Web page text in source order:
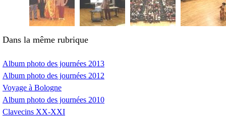
Dans la même rubrique
Album photo des journées 2013
Album photo des journées 2012
Voyage à Bologne
Album photo des journées 2010
Clavecins XX-XXI